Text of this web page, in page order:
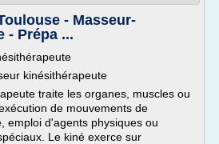
- Masseur-
- Prépa ...
kinésithérapeute
traite les organes, muscles ou
de mouvements de
emploi d'agents physiques ou
Le kiné exerce sur